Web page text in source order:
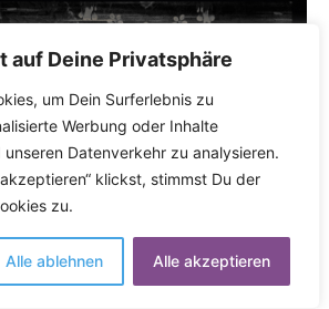
auf Deine Privatsphäre
um Dein Surferlebnis zu
Werbung oder Inhalte
Datenverkehr zu analysieren.
klickst, stimmst Du der
zu.
Alle ablehnen Alle akzeptieren